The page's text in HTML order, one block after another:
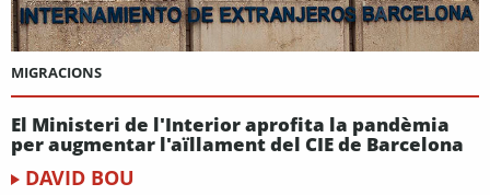
MIGRACIONS
El Ministeri de l'Interior aprofita la pandèmia
per augmentar l'aïllament del CIE de Barcelona
DAVID BOU